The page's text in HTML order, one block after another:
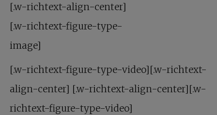
[.w-richtext-align-center]
[.w-richtext-figure-type-
image]
[.w-richtext-figure-type-video][.w-richtext-
align-center] [.w-richtext-align-center][.w-
richtext-figure-type-video]